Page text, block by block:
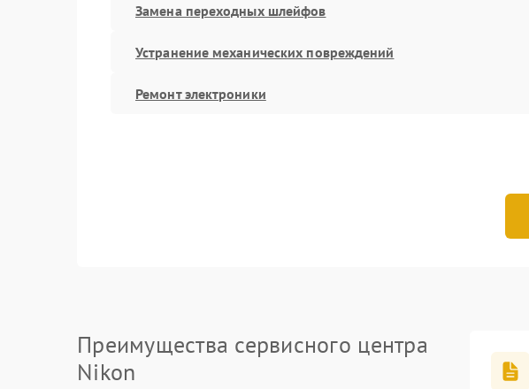
Замена переходных шлейфов
Устранение механических повреждений
Ремонт электроники
Преимущества сервисного центра
Nikon